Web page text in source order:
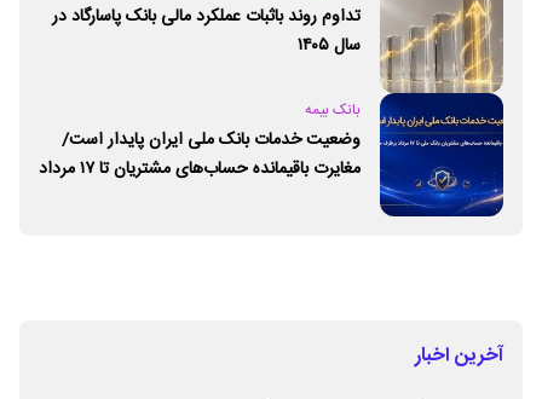
تداوم روند باثبات عملکرد مالی بانک پاسارگاد در
سال ۱۴۰۵
بانک بیمه
وضعیت خدمات بانک ملی ایران پایدار است/
مغایرت‌ باقیمانده حساب‌های مشتریان تا ۱۷ مرداد
آخرین اخبار